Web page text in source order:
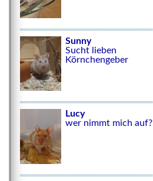
Sunny
Sucht lieben
Körnchengeber
Lucy
wer nimmt mich auf?